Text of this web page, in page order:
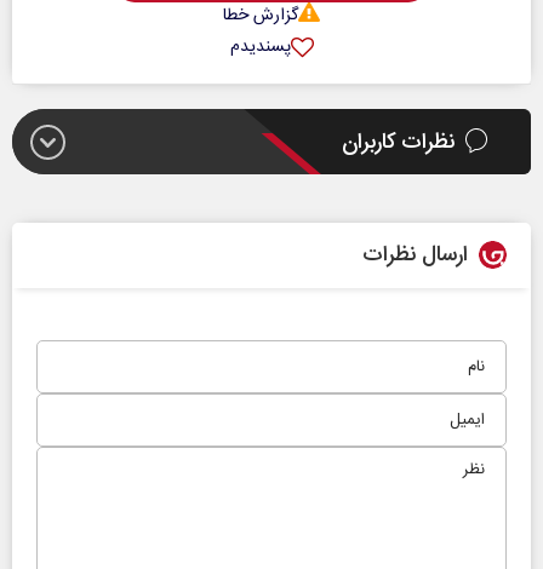
گزارش خطا
پسندیدم
نظرات کاربران
ارسال نظرات